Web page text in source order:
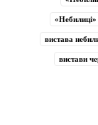
«Небилиці»
вистава
вистави